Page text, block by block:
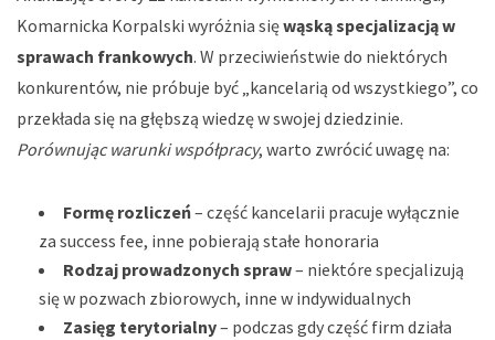
Komarnicka Korpalski wyróżnia sięwąską specjalizacją w
sprawach frankowych. W przeciwieństwie do niektórych
konkurentów, nie próbuje być „kancelarią od wszystkiego”, co
przekłada się na głębszą wiedzę w swojej dziedzinie.
Porównując warunki współpracy, warto zwrócić uwagę na:
Formę rozliczeń– część kancelarii pracuje wyłącznie
za success fee, inne pobierają stałe honoraria
Rodzaj prowadzonych spraw– niektóre specjalizują
się w pozwach zbiorowych, inne w indywidualnych
Zasięg terytorialny– podczas gdy część firm działa